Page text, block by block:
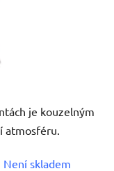
je kouzelným
atmosféru.
Není skladem